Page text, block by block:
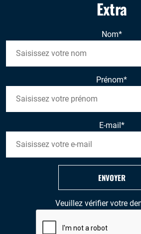
Extra
Nom*
Prénom*
E-mail *
Veuillez vérifier votre
ENVOYER